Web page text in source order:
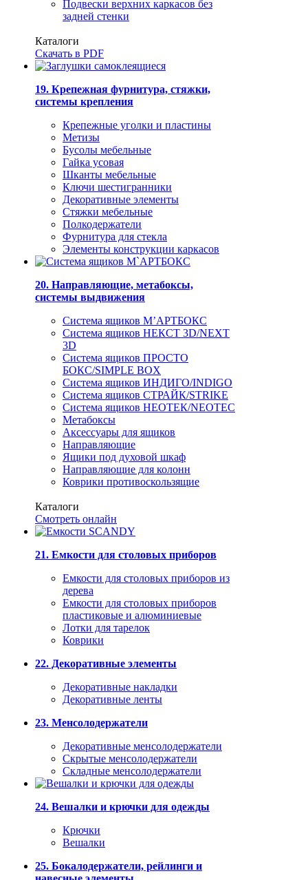
Подвески верхних каркасов без
задней стенки
Каталоги
Скачать в PDF
19. Крепежная фурнитура, стяжки,
системы крепления
Крепежные уголки и пластины
Метизы
Бусолы мебельные
Гайка усовая
Шканты мебельные
Ключи шестигранники
Декоративные элементы
Стяжки мебельные
Полкодержатели
Фурнитура для стекла
Элементы конструкции каркасов
20. Направляющие, метабоксы,
системы выдвижения
Система ящиков М’АРТБОКС
Система ящиков НЕКСТ 3D/NEXT
3D
Система ящиков ПРОСТО
БОКС/SIMPLE BOX
Система ящиков ИНДИГО/INDIGO
Система ящиков СТРАЙК/STRIKE
Система ящиков НЕОТЕК/NEOTEC
Метабоксы
Аксессуары для ящиков
Направляющие
Ящики под духовой шкаф
Направляющие для колонн
Коврики противоскользящие
Каталоги
Смотреть онлайн
21. Емкости для столовых приборов
Емкости для столовых приборов из
дерева
Емкости для столовых приборов
пластиковые и алюминиевые
Лотки для тарелок
Коврики
22. Декоративные элементы
Декоративные накладки
Декоративные ленты
23. Менсолодержатели
Декоративные менсолодержатели
Скрытые менсолодержатели
Складные менсолодержатели
24. Вешалки и крючки для одежды
Крючки
Вешалки
25. Бокалодержатели, рейлинги и